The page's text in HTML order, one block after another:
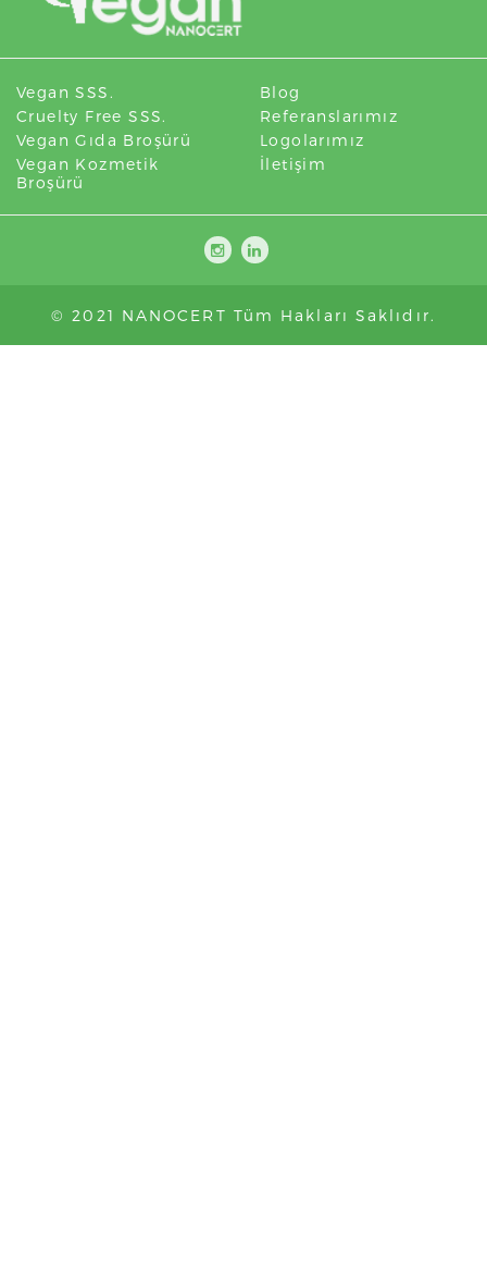
Vegan SSS.
Cruelty Free SSS.
Vegan Gıda Broşürü
Vegan Kozmetik
Broşürü
Blog
Referanslarımız
Logolarımız
İletişim
© 2021 NANOCERT Tüm Hakları Saklıdır.